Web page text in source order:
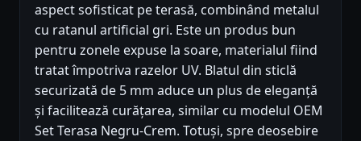
aspect sofisticat pe terasă, combinând metalul
cu ratanul artificial gri. Este un produs bun
pentru zonele expuse la soare, materialul fiind
tratat împotriva razelor UV. Blatul din sticlă
securizată de 5 mm aduce un plus de eleganță
și facilitează curățarea, similar cu modelul OEM
Set Terasa Negru-Crem. Totuși, spre deosebire